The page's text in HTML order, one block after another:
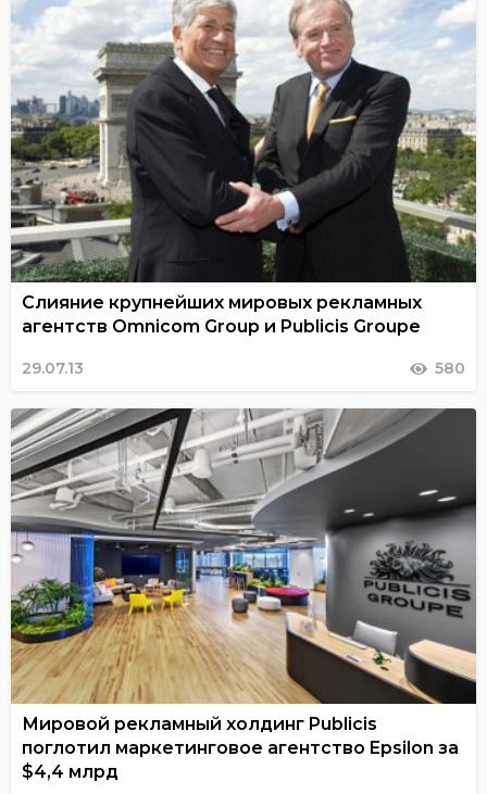
Слияние крупнейших мировых рекламных
агентств Omnicom Group и Publicis Groupe
29.07.13 580
Мировой рекламный холдинг Publicis
поглотил маркетинговое агентство Epsilon за
$4,4 млрд